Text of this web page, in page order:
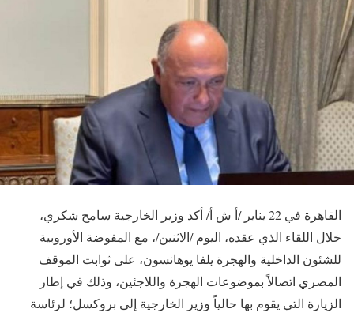
القاهرة في 22 يناير /أ ش أ/ أكد وزير الخارجية سامح شكري،
خلال اللقاء الذي عقده، اليوم /الاثنين/، مع المفوضة الأوروبية
للشئون الداخلية والهجرة يلفا يوهانسون، على ثوابت الموقف
المصري اتصالاً بموضوعات الهجرة واللاجئين، وذلك في إطار
الزيارة التي يقوم بها حالياً وزير الخارجية إلى بروكسل؛ لرئاسة